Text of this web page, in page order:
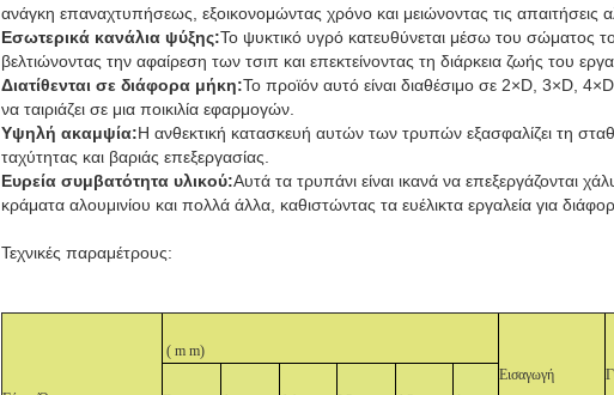
ανάγκη επαναχτυπήσεως, εξοικονομώντας χρόνο και μειώνοντας τις απαιτήσεις
Εσωτερικά κανάλια ψύξης:Το ψυκτικό υγρό κατευθύνεται μέσω του σώματος
βελτιώνοντας την αφαίρεση των τσιπ και επεκτείνοντας τη διάρκεια ζωής του
Διατίθενται σε διάφορα μήκη:Το προϊόν αυτό είναι διαθέσιμο σε 2×D, 3×D,
να ταιριάζει σε μια ποικιλία εφαρμογών.
Υψηλή ακαμψία:Η ανθεκτική κατασκευή αυτών των τρυπών εξασφαλίζει τη
ταχύτητας και βαριάς επεξεργασίας.
Ευρεία συμβατότητα υλικού:Αυτά τα τρυπάνι είναι ικανά να επεξεργάζονται
κράματα αλουμινίου και πολλά άλλα, καθιστώντας τα ευέλικτα εργαλεία για
Τεχνικές παραμέτρους:
( m m)
Εισαγωγή